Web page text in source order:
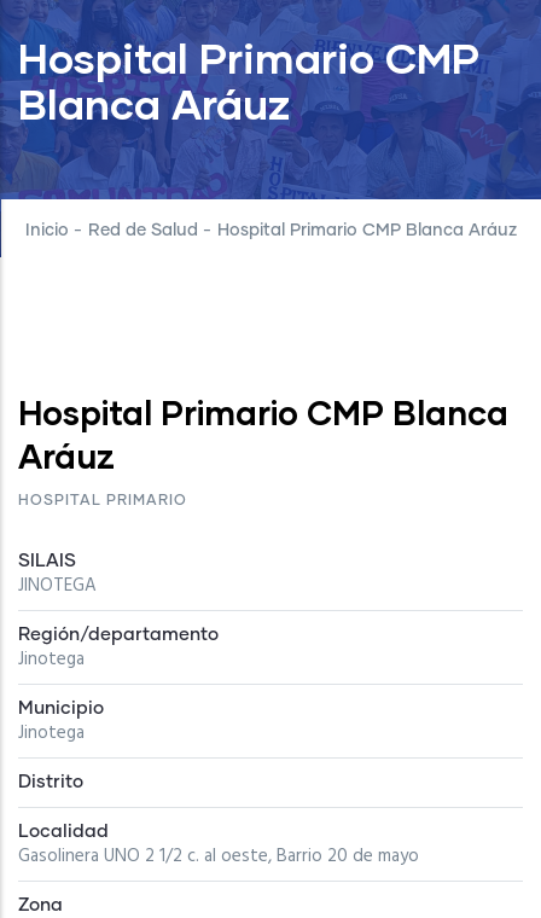
Hospital Primario CMP
Blanca Aráuz
Inicio - Red de Salud - Hospital Primario CMP Blanca Aráuz
Hospital Primario CMP Blanca
Aráuz
HOSPITAL PRIMARIO
SILAIS
JINOTEGA
Región/departamento
Jinotega
Municipio
Jinotega
Distrito
Localidad
Gasolinera UNO 2 1/2 c. al oeste, Barrio 20 de mayo
Zona